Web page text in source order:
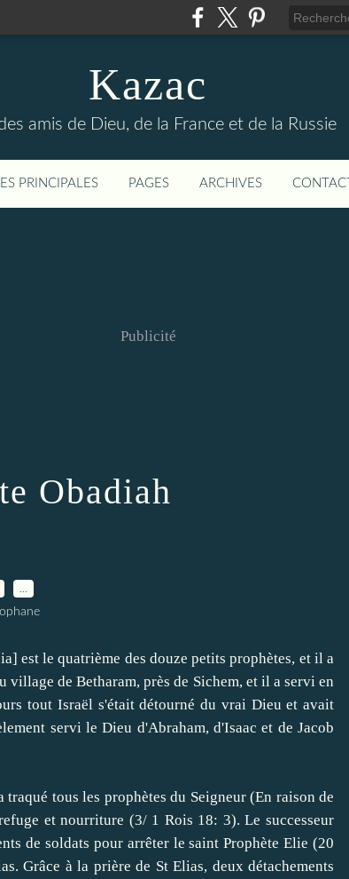
Kazac
amis de Dieu, de la France et de la Russie
PRINCIPALES PAGES ARCHIVES CONTACT
Publicité
Obadiah
est le quatrième des douze petits prophètes, et il a
de Betharam, près de Sichem, et il a servi en
tout Israël s'était détourné du vrai Dieu et avait
servi le Dieu d'Abraham, d'Isaac et de Jacob
tous les prophètes du Seigneur (En raison de
et nourriture (3/ 1 Rois 18: 3). Le successeur
de soldats pour arrêter le saint Prophète Elie (20
Grâce à la prière de St Elias, deux détachements